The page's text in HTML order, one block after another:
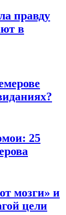
правду
в
25
мозги» и
цели